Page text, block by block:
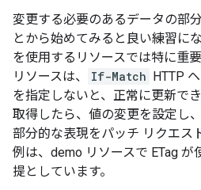
変更する必要のあるデータの部
とから始めてみると良い練習に
を使用するリソースでは特に重
リソースは、
If-Match HTTP
を指定しないと、正常に更新で
取得したら、値の変更を設定し
部分的な表現をパッチ リクエス
例は、demo リソースで ETag
提としています。